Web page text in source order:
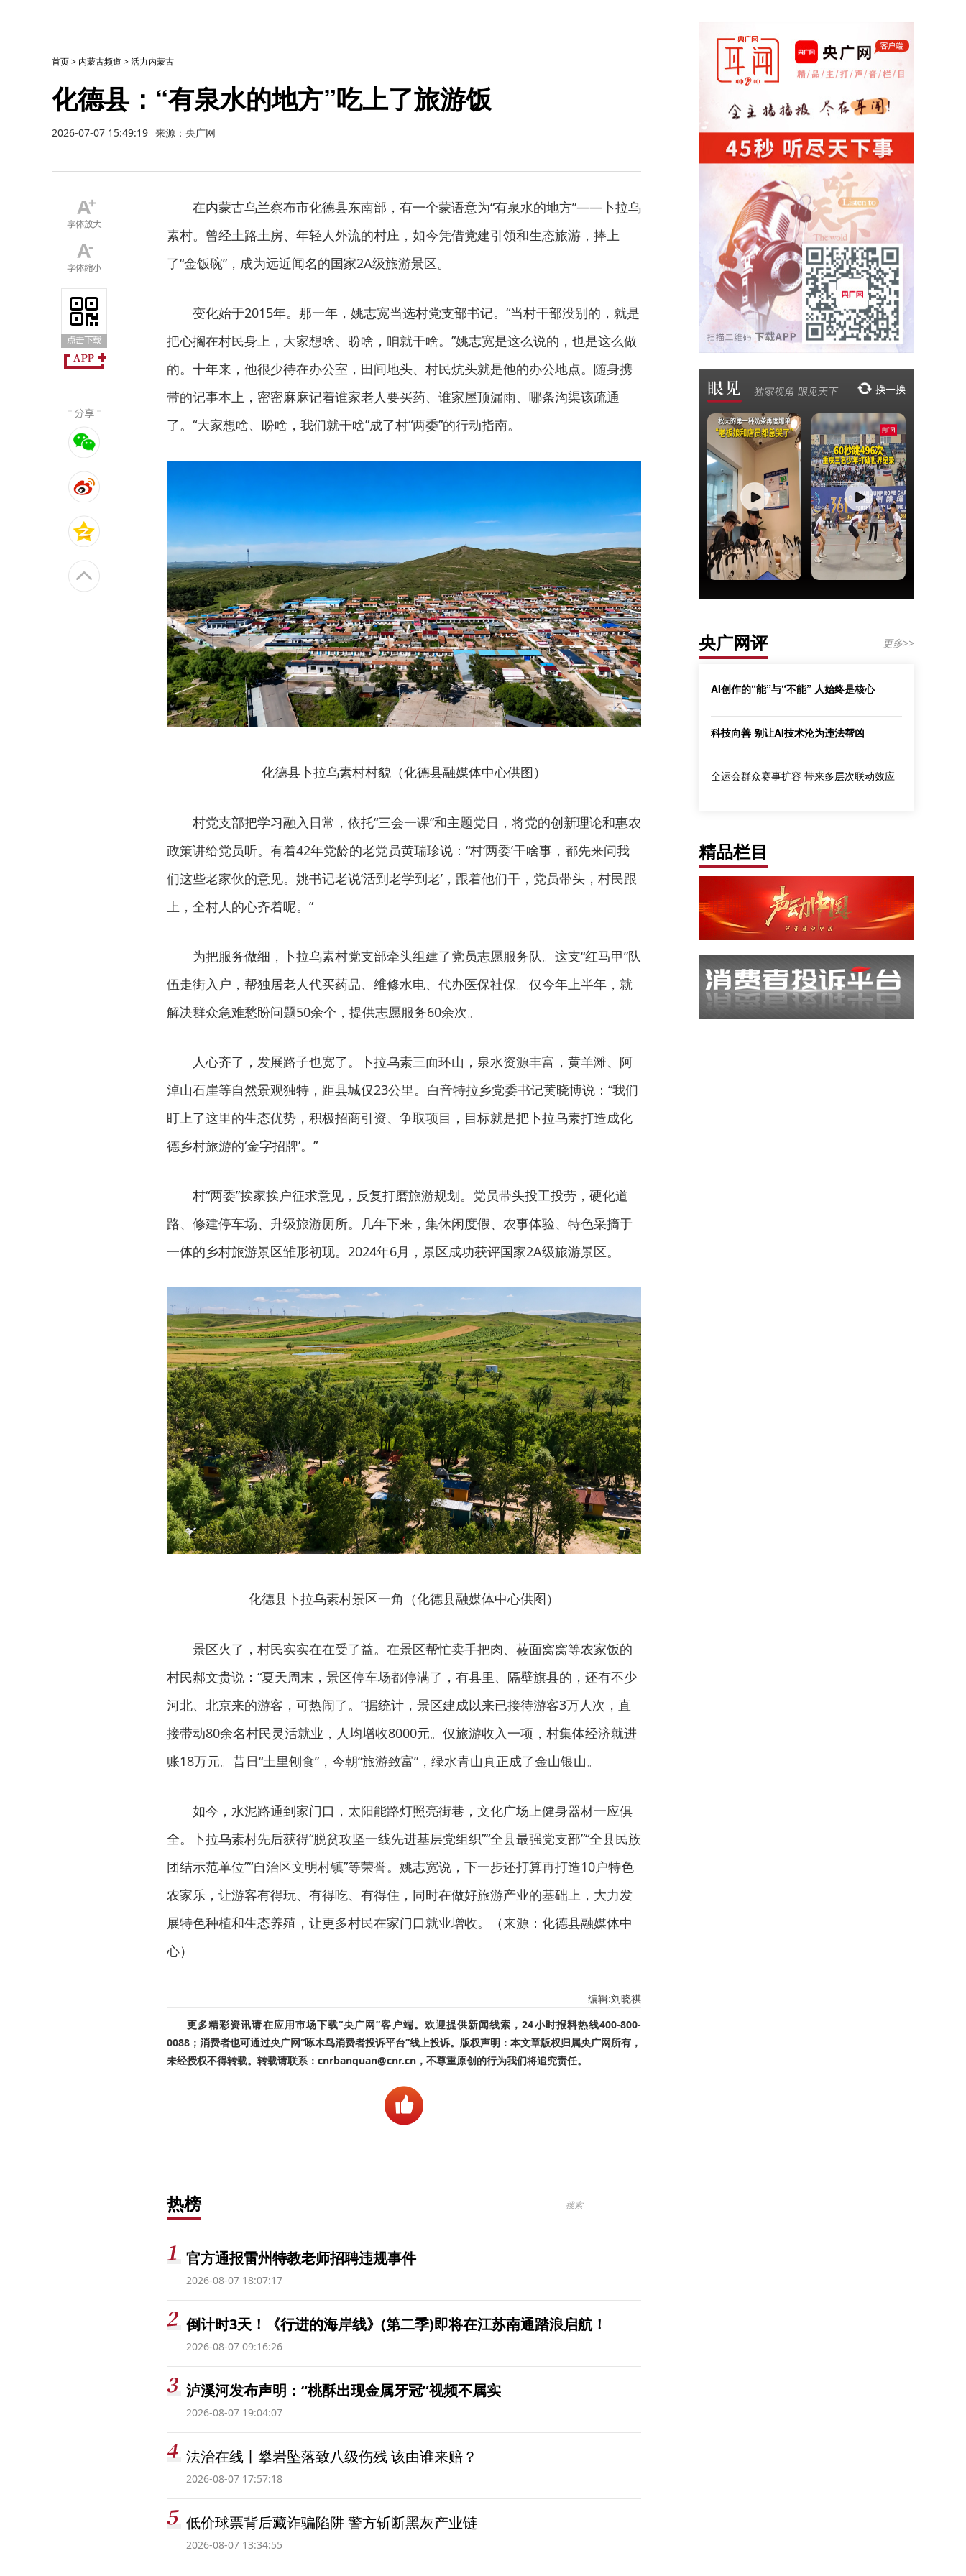
首页> 内蒙古频道 >活力内蒙古
化德县：“有泉水的地方”吃上了旅游饭
2026-07-07 15:49:19 来源：央广网
在内蒙古乌兰察布市化德县东南部，有一个蒙语意为“有泉水的地方”——卜拉乌
素村。曾经土路土房、年轻人外流的村庄，如今凭借党建引领和生态旅游，捧上
了“金饭碗”，成为远近闻名的国家2A级旅游景区。
变化始于2015年。那一年，姚志宽当选村党支部书记。“当村干部没别的，就是
把心搁在村民身上，大家想啥、盼啥，咱就干啥。”姚志宽是这么说的，也是这么做
的。十年来，他很少待在办公室，田间地头、村民炕头就是他的办公地点。随身携
带的记事本上，密密麻麻记着谁家老人要买药、谁家屋顶漏雨、哪条沟渠该疏通
了。“大家想啥、盼啥，我们就干啥”成了村“两委”的行动指南。
化德县卜拉乌素村村貌（化德县融媒体中心供图）
村党支部把学习融入日常，依托“三会一课”和主题党日，将党的创新理论和惠农
政策讲给党员听。有着42年党龄的老党员黄瑞珍说：“村‘两委’干啥事，都先来问我
们这些老家伙的意见。姚书记老说‘活到老学到老’，跟着他们干，党员带头，村民跟
上，全村人的心齐着呢。”
为把服务做细，卜拉乌素村党支部牵头组建了党员志愿服务队。这支“红马甲”队
伍走街入户，帮独居老人代买药品、维修水电、代办医保社保。仅今年上半年，就
解决群众急难愁盼问题50余个，提供志愿服务60余次。
人心齐了，发展路子也宽了。卜拉乌素三面环山，泉水资源丰富，黄羊滩、阿
淖山石崖等自然景观独特，距县城仅23公里。白音特拉乡党委书记黄晓博说：“我们
盯上了这里的生态优势，积极招商引资、争取项目，目标就是把卜拉乌素打造成化
德乡村旅游的‘金字招牌’。”
村“两委”挨家挨户征求意见，反复打磨旅游规划。党员带头投工投劳，硬化道
路、修建停车场、升级旅游厕所。几年下来，集休闲度假、农事体验、特色采摘于
一体的乡村旅游景区雏形初现。2024年6月，景区成功获评国家2A级旅游景区。
化德县卜拉乌素村景区一角（化德县融媒体中心供图）
景区火了，村民实实在在受了益。在景区帮忙卖手把肉、莜面窝窝等农家饭的
村民郝文贵说：“夏天周末，景区停车场都停满了，有县里、隔壁旗县的，还有不少
河北、北京来的游客，可热闹了。”据统计，景区建成以来已接待游客3万人次，直
接带动80余名村民灵活就业，人均增收8000元。仅旅游收入一项，村集体经济就进
账18万元。昔日“土里刨食”，今朝“旅游致富”，绿水青山真正成了金山银山。
如今，水泥路通到家门口，太阳能路灯照亮街巷，文化广场上健身器材一应俱
全。卜拉乌素村先后获得“脱贫攻坚一线先进基层党组织”“全县最强党支部”“全县民族
团结示范单位”“自治区文明村镇”等荣誉。姚志宽说，下一步还打算再打造10户特色
农家乐，让游客有得玩、有得吃、有得住，同时在做好旅游产业的基础上，大力发
展特色种植和生态养殖，让更多村民在家门口就业增收。（来源：化德县融媒体中
心）
编辑:刘晓祺
更多精彩资讯请在应用市场下载“央广网”客户端。欢迎提供新闻线索，24小时报料热线400-800-
0088；消费者也可通过央广网“啄木鸟消费者投诉平台”线上投诉。版权声明：本文章版权归属央广网所有，
未经授权不得转载。转载请联系：cnrbanquan@cnr.cn，不尊重原创的行为我们将追究责任。
热榜
官方通报雷州特教老师招聘违规事件
2026-08-07 18:07:17
倒计时3天！《行进的海岸线》(第二季)即将在江苏南通踏浪启航！
2026-08-07 09:16:26
泸溪河发布声明：“桃酥出现金属牙冠”视频不属实
2026-08-07 19:04:07
法治在线丨攀岩坠落致八级伤残 该由谁来赔？
2026-08-07 17:57:18
低价球票背后藏诈骗陷阱 警方斩断黑灰产业链
2026-08-07 13:34:55
央广网评 更多>>
AI创作的“能”与“不能” 人始终是核心
科技向善 别让AI技术沦为违法帮凶
全运会群众赛事扩容 带来多层次联动效应
精品栏目